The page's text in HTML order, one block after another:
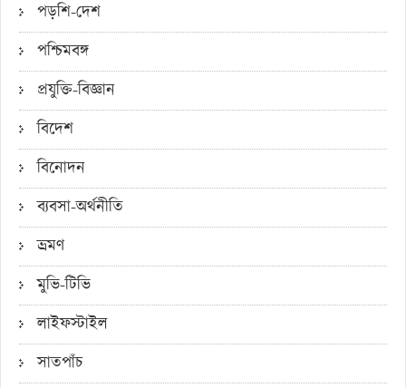
পড়শি-দেশ
পশ্চিমবঙ্গ
প্রযুক্তি-বিজ্ঞান
বিদেশ
বিনোদন
ব্যবসা-অর্থনীতি
ভ্রমণ
মুভি-টিভি
লাইফস্টাইল
সাতপাঁচ